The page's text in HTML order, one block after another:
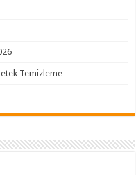
Temizleme